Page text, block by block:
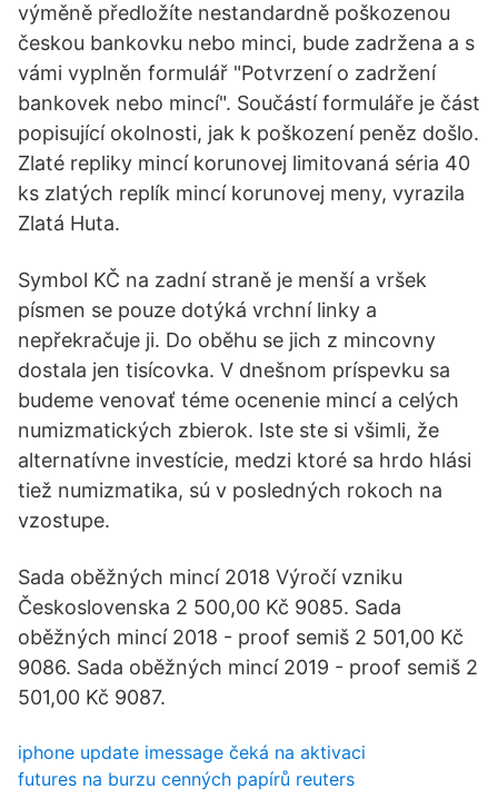
výměně předložíte nestandardně poškozenou
českou bankovku nebo minci, bude zadržena a s
vámi vyplněn formulář "Potvrzení o zadržení
bankovek nebo mincí". Součástí formuláře je část
popisující okolnosti, jak k poškození peněz došlo.
Zlaté repliky mincí korunovej limitovaná séria 40
ks zlatých replík mincí korunovej meny, vyrazila
Zlatá Huta.
Symbol KČ na zadní straně je menší a vršek
písmen se pouze dotýká vrchní linky a
nepřekračuje ji. Do oběhu se jich z mincovny
dostala jen tisícovka. V dnešnom príspevku sa
budeme venovať téme ocenenie mincí a celých
numizmatických zbierok. Iste ste si všimli, že
alternatívne investície, medzi ktoré sa hrdo hlási
tiež numizmatika, sú v posledných rokoch na
vzostupe.
Sada oběžných mincí 2018 Výročí vzniku
Československa 2 500,00 Kč 9085. Sada
oběžných mincí 2018 - proof semiš 2 501,00 Kč
9086. Sada oběžných mincí 2019 - proof semiš 2
501,00 Kč 9087.
iphone update imessage čeká na aktivaci
futures na burzu cenných papírů reuters